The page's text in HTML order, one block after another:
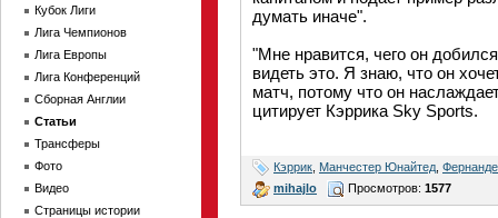
думать иначе".
"Мне нравится, чего он
видеть это. Я знаю, что он
матч, потому что он
цитирует Кэррика Sky Sports.
Кэррик Манчестер Юнайтед
mihajlo
Просмотров: 1577
Кубок Лиги
Лига Чемпионов
Лига Европы
Лига Конференций
Сборная Англии
Статьи
Трансферы
Фото
Видео
Страницы истории